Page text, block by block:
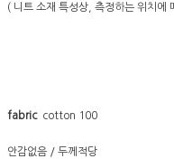
( 니트 소재 특성상, 측정하는 위치에
fabric cotton 100
안감없음 / 두께적당